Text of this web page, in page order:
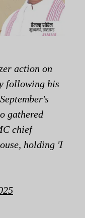
action on
following his
gathered
chief
holding 'I